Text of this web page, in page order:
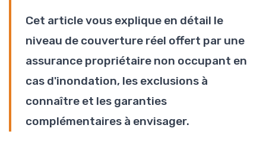
Cet article vous explique en détail le
niveau de couverture réel offert par une
assurance propriétaire non occupant en
cas d'inondation, les exclusions à
connaître et les garanties
complémentaires à envisager.